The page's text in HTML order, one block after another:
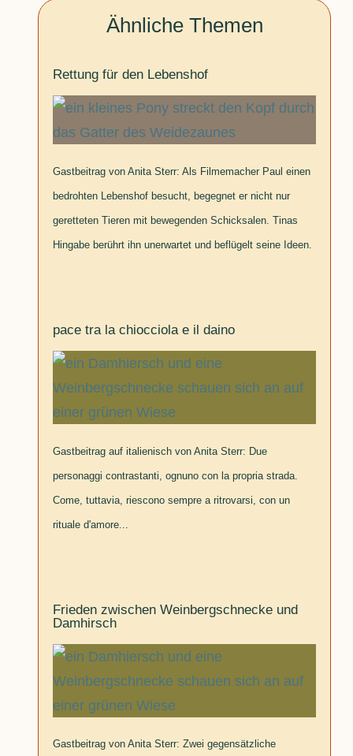
Ähnliche Themen
Rettung für den Lebenshof
Gastbeitrag von Anita Sterr: Als Filmemacher Paul einen
bedrohten Lebenshof besucht, begegnet er nicht nur
geretteten Tieren mit bewegenden Schicksalen. Tinas
Hingabe berührt ihn unerwartet und beflügelt seine Ideen.
pace tra la chiocciola e il daino
Gastbeitrag auf italienisch von Anita Sterr: Due
personaggi contrastanti, ognuno con la propria strada.
Come, tuttavia, riescono sempre a ritrovarsi, con un
rituale d'amore...
Frieden zwischen Weinbergschnecke und
Damhirsch
Gastbeitrag von Anita Sterr: Zwei gegensätzliche